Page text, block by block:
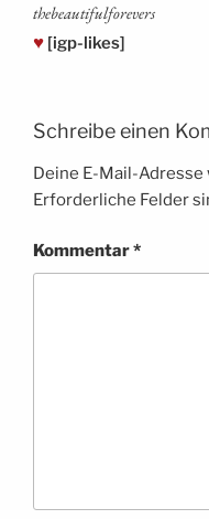
thebeautifulforevers
♥ [igp-likes]
Schreibe einen
Deine E-Mail-
Erforderliche Felder
Kommentar*